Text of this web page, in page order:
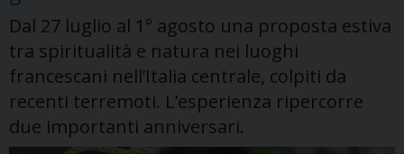
Dal 27 luglio al 1° agosto una proposta estiva
tra spiritualità e natura nei luoghi
francescani nell’Italia centrale, colpiti da
recenti terremoti. L’esperienza ripercorre
due importanti anniversari.